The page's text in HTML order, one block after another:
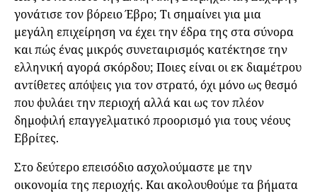
γονάτισε τον βόρειο Έβρο; Τι σημαίνει για μια
μεγάλη επιχείρηση να έχει την έδρα της στα σύνορα
και πώς ένας μικρός συνεταιρισμός κατέκτησε την
ελληνική αγορά σκόρδου; Ποιες είναι οι εκ διαμέτρου
αντίθετες απόψεις για τον στρατό, όχι μόνο ως θεσμό
που φυλάει την περιοχή αλλά και ως τον πλέον
δημοφιλή επαγγελματικό προορισμό για τους νέους
Εβρίτες.
Στο δεύτερο επεισόδιο ασχολούμαστε με την
οικονομία της περιοχής. Και ακολουθούμε τα βήματα